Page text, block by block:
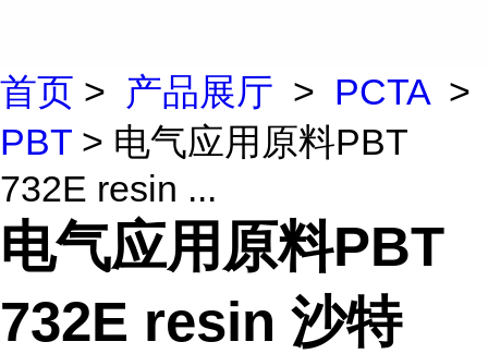
首页 > 产品展厅 > PCTA>
PBT > 电气应用原料PBT
732E resin ...
电气应用原料PBT
732E resin 沙特